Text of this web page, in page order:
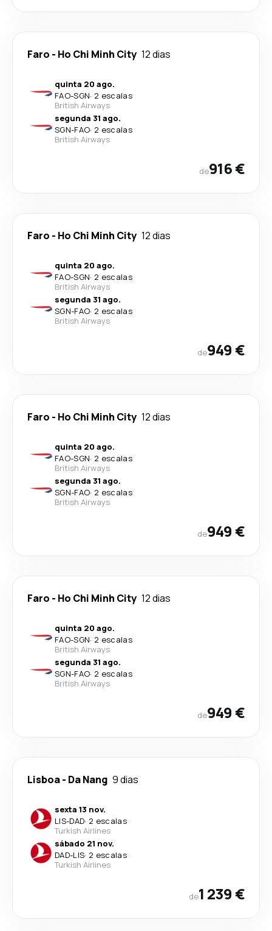
Faro - Ho Chi Minh City 12 dias
quinta 20 ago.
FAO-SGN· 2 escalas
British Airways
segunda 31 ago.
SGN-FAO· 2 escalas
British Airways
de916 €
Faro - Ho Chi Minh City 12 dias
quinta 20 ago.
FAO-SGN· 2 escalas
British Airways
segunda 31 ago.
SGN-FAO· 2 escalas
British Airways
de949 €
Faro - Ho Chi Minh City 12 dias
quinta 20 ago.
FAO-SGN· 2 escalas
British Airways
segunda 31 ago.
SGN-FAO· 2 escalas
British Airways
de949 €
Faro - Ho Chi Minh City 12 dias
quinta 20 ago.
FAO-SGN· 2 escalas
British Airways
segunda 31 ago.
SGN-FAO· 2 escalas
British Airways
de949 €
Lisboa- Da Nang 9 dias
sexta 13 nov.
LIS-DAD· 2 escalas
Turkish Airlines
sábado 21 nov.
DAD-LIS· 2 escalas
Turkish Airlines
de1 239 €